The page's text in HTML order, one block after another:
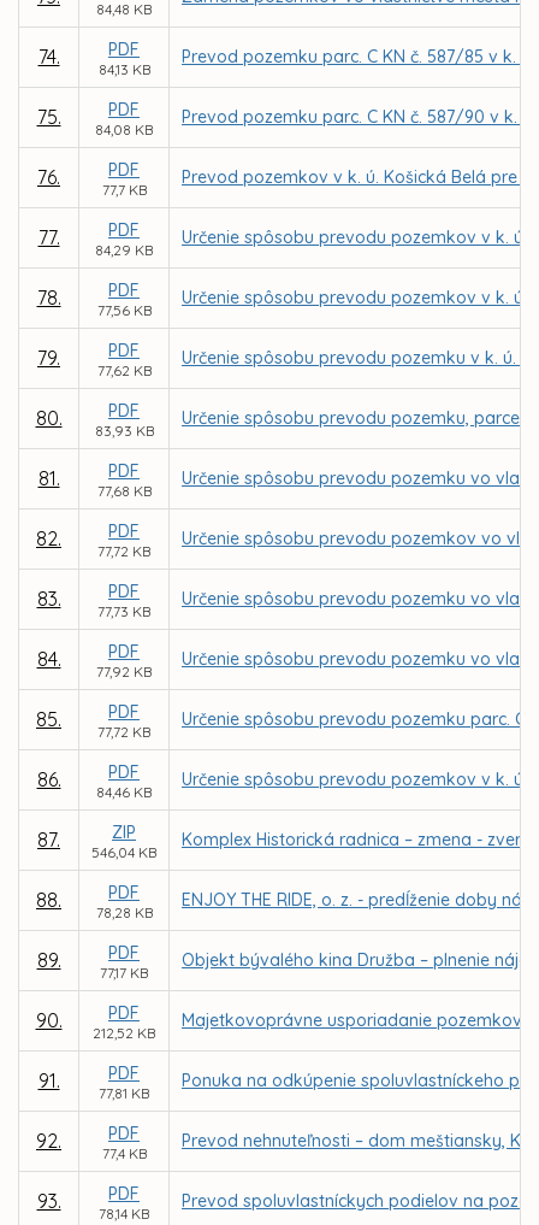
84,48 KB
74. PDF
84,13 KB
Prevod pozemku parc. C KN č. 587/85 v k.
75. PDF
84,08 KB
Prevod pozemku parc. C KN č. 587/90 v k.
76. PDF
77,7 KB
Prevod pozemkov v k. ú. Košická Belá pre
77. PDF
84,29 KB
Určenie spôsobu prevodu pozemkov v k.
78. PDF
77,56 KB
Určenie spôsobu prevodu pozemkov v k.
79. PDF
77,62 KB
Určenie spôsobu prevodu pozemku v k. ú.
80. PDF
83,93 KB
Určenie spôsobu prevodu pozemku,
81. PDF
77,68 KB
Určenie spôsobu prevodu pozemku vo
82. PDF
77,72 KB
Určenie spôsobu prevodu pozemkov vo
83. PDF
77,73 KB
Určenie spôsobu prevodu pozemku vo
84. PDF
77,92 KB
Určenie spôsobu prevodu pozemku vo
85. PDF
77,72 KB
Určenie spôsobu prevodu pozemku parc. C
86. PDF
84,46 KB
Určenie spôsobu prevodu pozemkov v k.
87. ZIP
546,04 KB
Komplex Historická radnica – zmena -
88. PDF
78,28 KB
ENJOY THE RIDE, o. z. - predĺženie doby
89. PDF
77,17 KB
Objekt bývalého kina Družba – plnenie
90. PDF
212,52 KB
Majetkovoprávne usporiadanie pozemkov
91. PDF
77,81 KB
Ponuka na odkúpenie spoluvlastníckeho
92. PDF
77,4 KB
Prevod nehnuteľnosti – dom meštiansky,
93. PDF
78,14 KB
Prevod spoluvlastníckych podielov na